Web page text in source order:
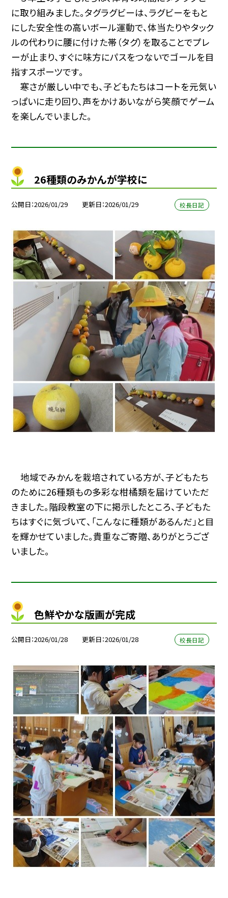
に取り組みました。タグラグビーは、ラグビーをもと
にした安全性の高いボール運動で、体当たりやタック
ルの代わりに腰に付けた帯（タグ）を取ることでプレ
ーが止まり、すぐに味方にパスをつないでゴールを目
指すスポーツです。
寒さが厳しい中でも、子どもたちはコートを元気い
っぱいに走り回り、声をかけあいながら笑顔でゲーム
を楽しんでいました。
26種類のみかんが学校に
公開日 2026/01/29 更新日 2026/01/29 校長日記
地域でみかんを栽培されている方が、子どもたち
のために26種類もの多彩な柑橘類を届けていただ
きました。階段教室の下に掲示したところ、子どもた
ちはすぐに気づいて、「こんなに種類があるんだ」と目
を輝かせていました。貴重なご寄贈、ありがとうござ
いました。
色鮮やかな版画が完成
公開日 2026/01/28 更新日 2026/01/28 校長日記